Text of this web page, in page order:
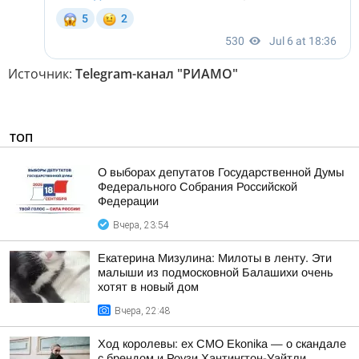
Источник: Telegram-канал "РИАМО"
ТОП
О выборах депутатов Государственной Думы
Федерального Собрания Российской
Федерации
Вчера, 23:54
Екатерина Мизулина: Милоты в ленту. Эти
малыши из подмосковной Балашихи очень
хотят в новый дом
Вчера, 22:48
Ход королевы: ex CMO Ekonika — о скандале